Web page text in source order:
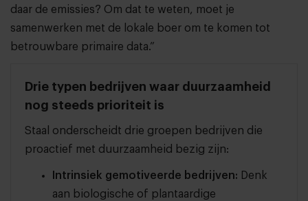
daar de emissies? Om dat te weten, moet je
samenwerken met de lokale boer om te komen tot
betrouwbare primaire data.”
Drie typen bedrijven waar duurzaamheid
nog steeds prioriteit is
Staal onderscheidt drie groepen bedrijven die
proactief met duurzaamheid bezig zijn:
Intrinsiek gemotiveerde bedrijven:
Denk
aan biologische of plantaardige